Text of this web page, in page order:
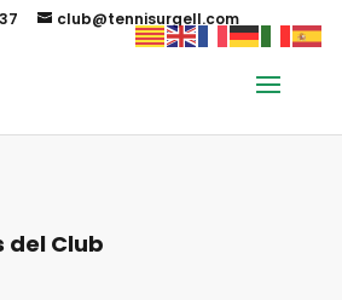
club@tennisurgell.com
del Club